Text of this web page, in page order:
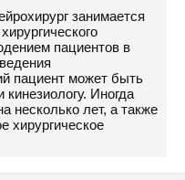
занимается
пациентов в
пациент может быть
Иногда
несколько лет, а также
хирургическое